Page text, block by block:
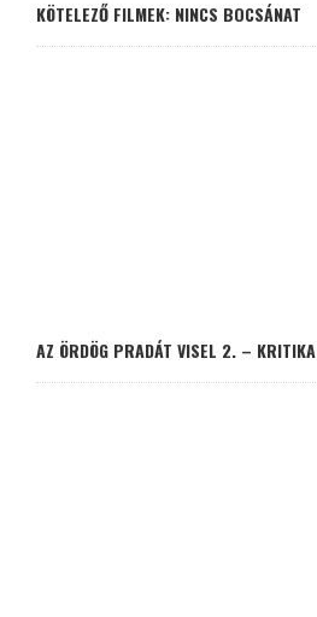
KÖTELEZŐ FILMEK: NINCS BOCSÁNAT
AZ ÖRDÖG PRADÁT VISEL 2. – KRITIKA